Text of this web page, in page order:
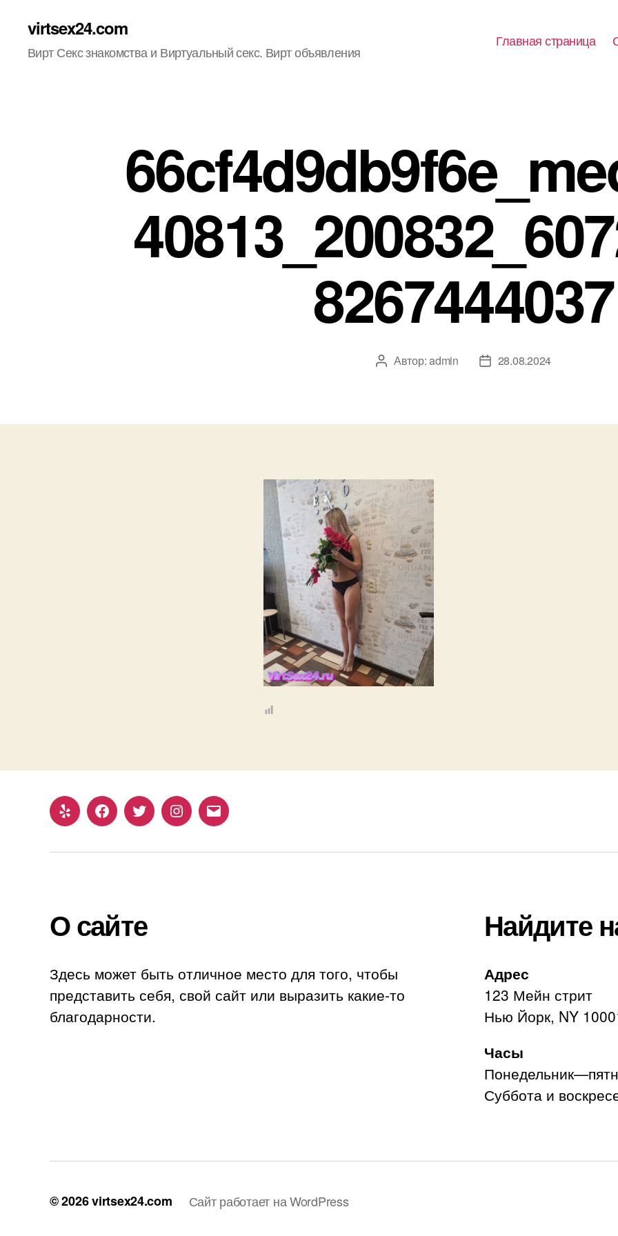
virtsex24.com
Вирт Секс знакомства и Виртуальный секс. Вирт объявления
Главная страница
8267444037
Автор
Автор:admin
Дата28.08.2024
Yelp FacebookTwitterInstagram
Email
О сайте
Здесь может быть отличное место для того, чтобы
представить себя, свой сайт или выразить какие-то
благодарности.
Найдите
Адрес
123 Мейн стрит
Нью Йорк, NY
Часы
Суббота и
© 2026virtsex24.com Сайт работает на WordPress